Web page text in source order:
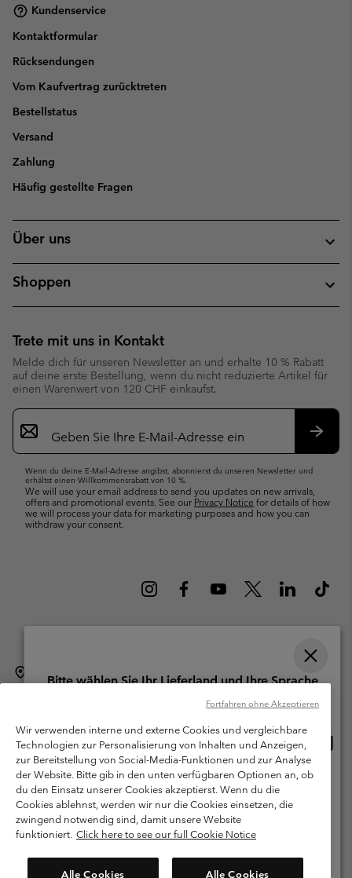
Kundenservice
Kontaktformular
Rücksendungen
Vom Kaufvertrag zurücktreten
Bestellstatus
Versand
Zahlung
Häufig gestellte Fragen
Über uns
Shoppen
Trete mit uns in Kontakt
Melde dich für unseren Newsletter an und erhalte 10 % Rabatt
auf deine erste Bestellung, wenn du nicht reduzierte Artikel für
einen Warenwert von 120 CHF einkaufst.
Newsletter-
Anmeldung
Wenn du deine E-Mail-Adresse angibst, abonnierst du unseren Newsletter und
erhältst einen Willkommensrabatt von 10 %.
We will use your email address to send you updates on new arrivals,
offers and promotional events. See our Privacy Notice for details of how
we will process your data for marketing purposes and how you can
withdraw your consent.
Columbia Sportswear Company. Avenue des Morgines, 12 1213
Petit-Lancy Switzerland. Alle Rechte vorbehalten.
Nutzungsbedingungen
Allgemeine Verkaufsbedingungen
Garantie
Datenschutzerklärung
Bestimmungen und Bedingungen des Mitglieder Programms
Nutzungsbedingungen Für Nutzergenerierte Inhalte
Impressum
Cookies
Kundenservice: Mo- Fr. 9:00 - 13:00 & 14:00- 18:00 Uhr
Wir verwenden interne und externe Cookies und vergleichbare
Technologien zur Personalisierung von Inhalten und Anzeigen,
zur Bereitstellung von Social-Media-Funktionen und zur Analyse
der Website. Bitte gib in den unten verfügbaren Optionen an, ob
du den Einsatz unserer Cookies akzeptierst. Wenn du die
Cookies ablehnst, werden wir nur die Cookies einsetzen, die
zwingend notwendig sind, damit unsere Website
funktioniert. Click here to see our full Cookie Notice
Alle Cookies Alle Cookies
Fortfahren ohne Akzeptieren
Bitte wählen Sie Ihr Lieferland und Ihre Sprache
Online-Einkauf verfügbar
United States
Switzerland-English
Switzerland-Deutsch